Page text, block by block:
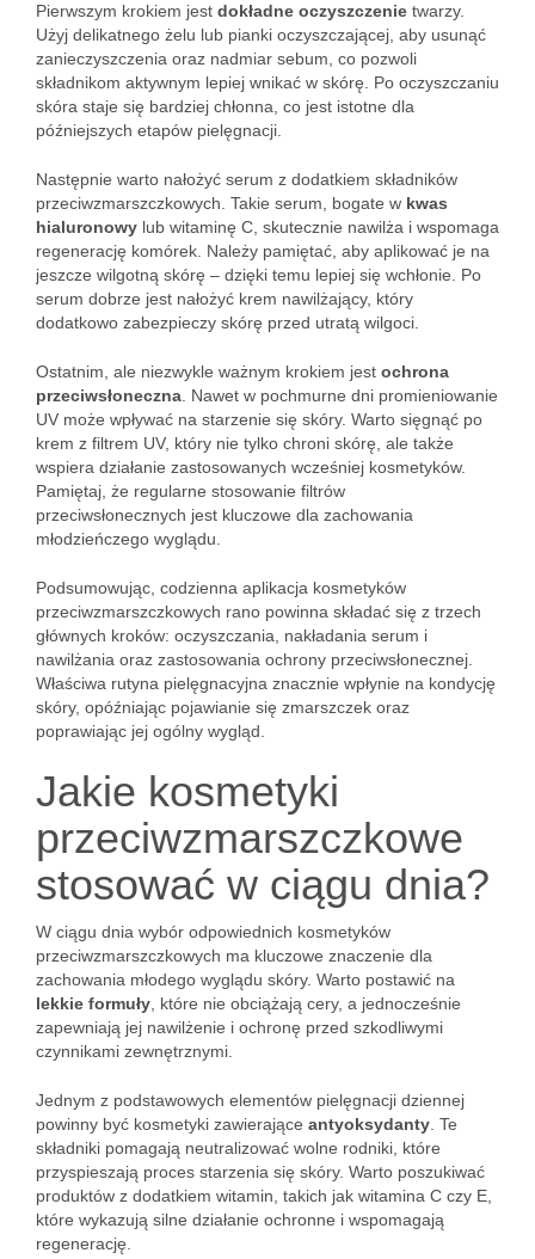
Pierwszym krokiem jest dokładne oczyszczenie twarzy.
Użyj delikatnego żelu lub pianki oczyszczającej, aby usunąć
zanieczyszczenia oraz nadmiar sebum, co pozwoli
składnikom aktywnym lepiej wnikać w skórę. Po oczyszczaniu
skóra staje się bardziej chłonna, co jest istotne dla
późniejszych etapów pielęgnacji.
Następnie warto nałożyć serum z dodatkiem składników
przeciwzmarszczkowych. Takie serum, bogate w kwas
hialuronowy lub witaminę C, skutecznie nawilża i wspomaga
regenerację komórek. Należy pamiętać, aby aplikować je na
jeszcze wilgotną skórę – dzięki temu lepiej się wchłonie. Po
serum dobrze jest nałożyć krem nawilżający, który
dodatkowo zabezpieczy skórę przed utratą wilgoci.
Ostatnim, ale niezwykle ważnym krokiem jest ochrona
przeciwsłoneczna . Nawet w pochmurne dni promieniowanie
UV może wpływać na starzenie się skóry. Warto sięgnąć po
krem z filtrem UV, który nie tylko chroni skórę, ale także
wspiera działanie zastosowanych wcześniej kosmetyków.
Pamiętaj, że regularne stosowanie filtrów
przeciwsłonecznych jest kluczowe dla zachowania
młodzieńczego wyglądu.
Podsumowując, codzienna aplikacja kosmetyków
przeciwzmarszczkowych rano powinna składać się z trzech
głównych kroków: oczyszczania, nakładania serum i
nawilżania oraz zastosowania ochrony przeciwsłonecznej.
Właściwa rutyna pielęgnacyjna znacznie wpłynie na kondycję
skóry, opóźniając pojawianie się zmarszczek oraz
poprawiając jej ogólny wygląd.
Jakie kosmetyki
przeciwzmarszczkowe
stosować w ciągu dnia?
W ciągu dnia wybór odpowiednich kosmetyków
przeciwzmarszczkowych ma kluczowe znaczenie dla
zachowania młodego wyglądu skóry. Warto postawić na
lekkie formuły , które nie obciążają cery, a jednocześnie
zapewniają jej nawilżenie i ochronę przed szkodliwymi
czynnikami zewnętrznymi.
Jednym z podstawowych elementów pielęgnacji dziennej
powinny być kosmetyki zawierające antyoksydanty . Te
składniki pomagają neutralizować wolne rodniki, które
przyspieszają proces starzenia się skóry. Warto poszukiwać
produktów z dodatkiem witamin, takich jak witamina C czy E,
które wykazują silne działanie ochronne i wspomagają
regenerację.